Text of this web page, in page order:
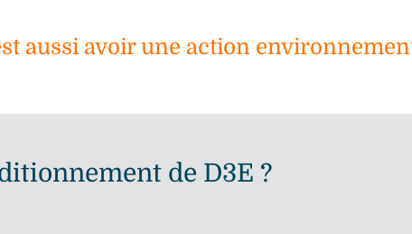
aussi avoir une action
de D3E ?